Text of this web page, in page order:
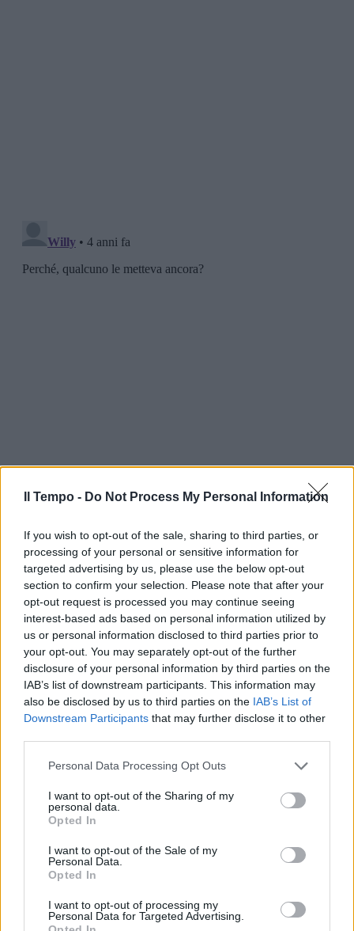
Il Tempo - Do Not Process My Personal Information
If you wish to opt-out of the sale, sharing to third parties, or
processing of your personal or sensitive information for
targeted advertising by us, please use the below opt-out
section to confirm your selection. Please note that after your
opt-out request is processed you may continue seeing
interest-based ads based on personal information utilized by
us or personal information disclosed to third parties prior to
your opt-out. You may separately opt-out of the further
disclosure of your personal information by third parties on the
IAB’s list of downstream participants. This information may
also be disclosed by us to third parties on the IAB’s List of
Downstream Participants that may further disclose it to other
Personal Data Processing Opt Outs
I want to opt-out of the Sharing of my
personal data.
Opted In
I want to opt-out of the Sale of my
Personal Data.
Opted In
I want to opt-out of processing my
Personal Data for Targeted Advertising.
In evidenza